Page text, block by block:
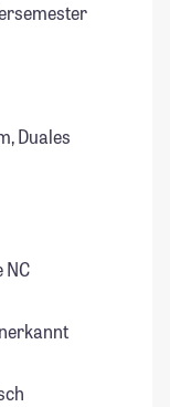
Duales
NC